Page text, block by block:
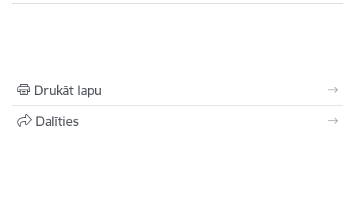
Drukāt lapu
Dalīties